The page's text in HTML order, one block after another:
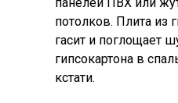
потолков. Плита из
гасит и поглощает
гипсокартона в
кстати.